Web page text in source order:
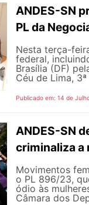
ANDES-SN
PL da
Nesta terça-
federal,
Brasília (DF)
Céu de Lima,
Publicado em: 14 de
ANDES-SN
criminaliza a
Movimentos
o PL 896/23,
ódio às
Câmara dos